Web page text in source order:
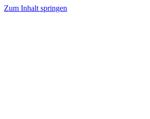
Zum Inhalt springen